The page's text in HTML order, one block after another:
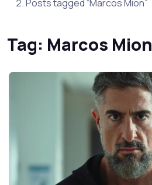
Posts tagged “Marcos Mion”
Tag: Marcos Mion